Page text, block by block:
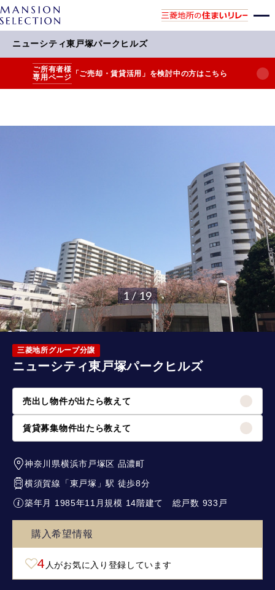
ニューシティ東戸塚パークヒルズ
ご所有者様
専用ページ 「ご売却・賃貸活用」を検討中の方はこちら
1 / 19
三菱地所グループ分譲
ニューシティ東戸塚パークヒルズ
売出し物件が出たら教えて
賃貸募集物件出たら教えて
神奈川県横浜市戸塚区 品濃町
横須賀線
「東戸塚 」駅 徒歩8分
築年月 1985年11月規模 14階建て 総戸数 933戸
購入希望情報
4 人がお気に入り登録しています